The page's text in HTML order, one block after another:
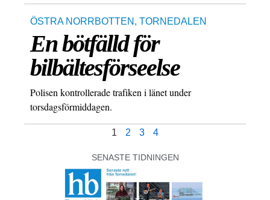
ÖSTRA NORRBOTTEN , TORNEDALEN
En bötfälld för
bilbältesförseelse
Polisen kontrollerade trafiken i länet under
torsdagsförmiddagen.
1 2 3 4
SENASTE TIDNINGEN